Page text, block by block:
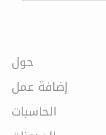
حول
إضافة عمل
الحاسبات